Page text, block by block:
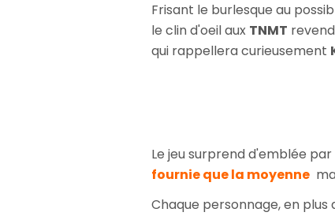
Frisant le burlesque au
le clin d'oeil aux TNMT
qui rappellera curieusement
Le jeu surprend d'emblée
fournie que la moyenne
Chaque personnage, en